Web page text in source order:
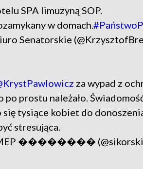
SPA limuzyną SOP.
w domach.
Senatorskie
za wypad z
prostu należało.
się tysiące kobiet do
stresująca.
MEP ��������